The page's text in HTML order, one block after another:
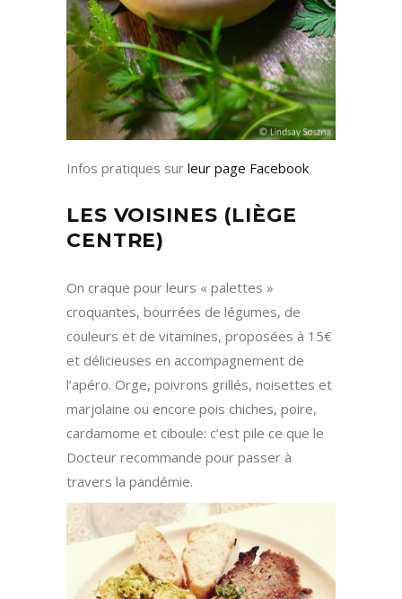
Infos pratiques sur leur page Facebook
LES VOISINES (LIÈGE
CENTRE)
On craque pour leurs « palettes »
croquantes, bourrées de légumes, de
couleurs et de vitamines, proposées à 15€
et délicieuses en accompagnement de
l’apéro. Orge, poivrons grillés, noisettes et
marjolaine ou encore pois chiches, poire,
cardamome et ciboule: c’est pile ce que le
Docteur recommande pour passer à
travers la pandémie.